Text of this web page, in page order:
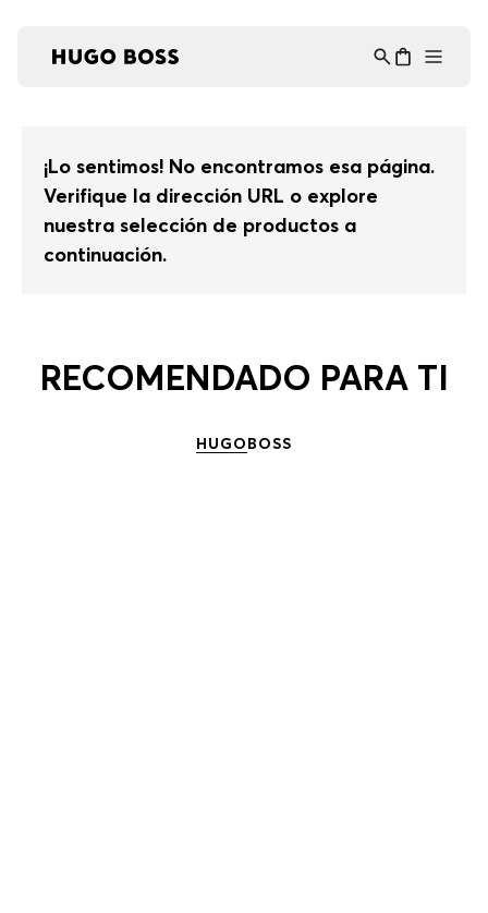
¡Lo sentimos! No encontramos esa página.
Verifique la dirección URL o explore
nuestra selección de productos a
continuación.
RECOMENDADO PARA TI
HUGOBOSS
Asistente Virtual
en línea ⋮